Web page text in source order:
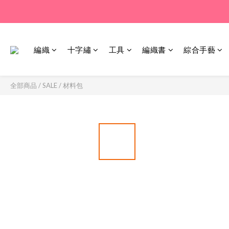
編織 十字繡 工具 編織書 綜合手藝
全部商品 /SALE/材料包